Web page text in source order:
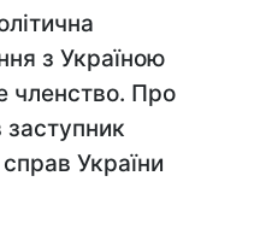
з Україною
членство. Про
заступник
України